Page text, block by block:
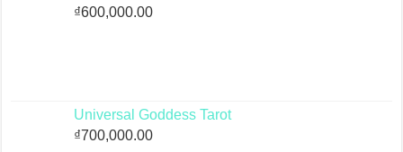
₫600,000.00
Universal Goddess Tarot
₫700,000.00